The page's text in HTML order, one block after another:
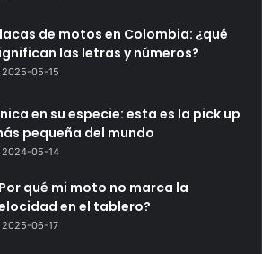
de motos en Colombia: ¿qué
las letras y números?
2025-05-15
en su especie: esta es la pick up
pequeña del mundo
2024-05-14
qué mi moto no marca la
en el tablero?
2025-06-17